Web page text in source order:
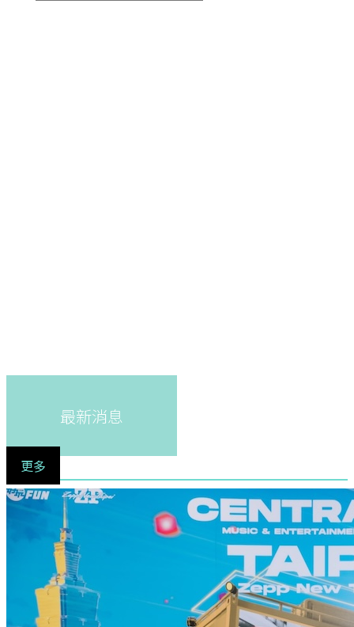
最新消息
更多